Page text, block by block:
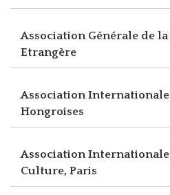
Association Générale de la
Etrangère
Association Internationale
Hongroises
Association
Culture, Paris